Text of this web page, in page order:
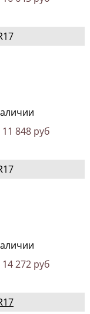
11 848 руб
14 272 руб